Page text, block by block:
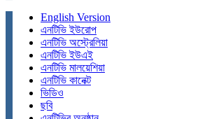
English Version
এনটিভি ইউরোপ
এনটিভি অস্ট্রেলিয়া
এনটিভি ইউএই
এনটিভি মালয়েশিয়া
এনটিভি কানেক্ট
ভিডিও
ছবি